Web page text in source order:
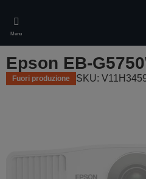
main
content
Menu
Epson EB-
Fuori produzione SKU: